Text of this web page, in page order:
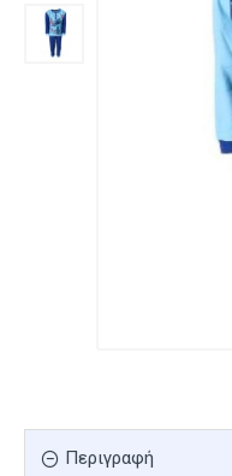
Περιγραφή